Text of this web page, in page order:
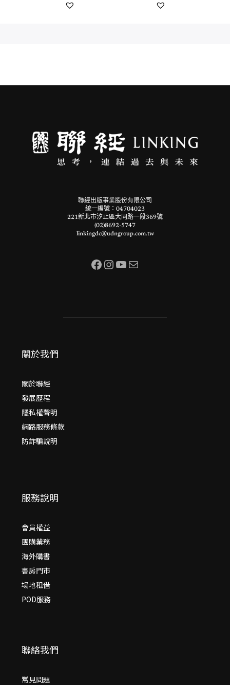
聯經出版事業股份有限公司
統一編號：04704023
221新北市汐止區大同路一段369號
(02)8692-5747
linkingdc@udngroup.com.tw
Facebook InstagramYouTube 電子郵件
關於我們
關於聯經
發展歷程
隱私權聲明
網路服務條款
防詐騙說明
服務說明
會員權益
團購業務
海外購書
書房門市
場地租借
POD服務
聯絡我們
常見問題